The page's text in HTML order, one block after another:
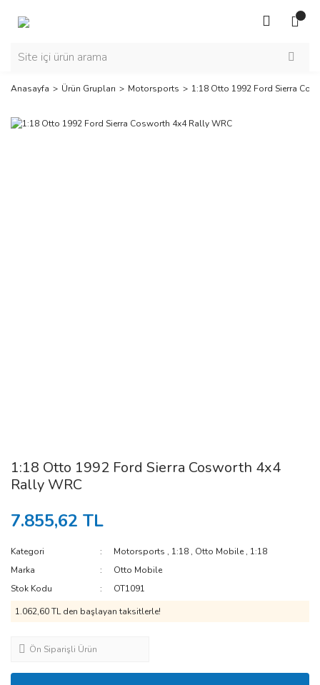
Anasayfa Ürün Grupları Motorsports 1:18 Otto 1992 Ford Sierra
1:18 Otto 1992 Ford Sierra Cosworth 4x4
Rally WRC
7.855,62 TL
Kategori Motorsports , 1:18 , Otto Mobile , 1:18
Marka
Otto Mobile
Stok Kodu
OT1091
1.062,60 TL den başlayan taksitlerle!
Ön Siparişli Ürün